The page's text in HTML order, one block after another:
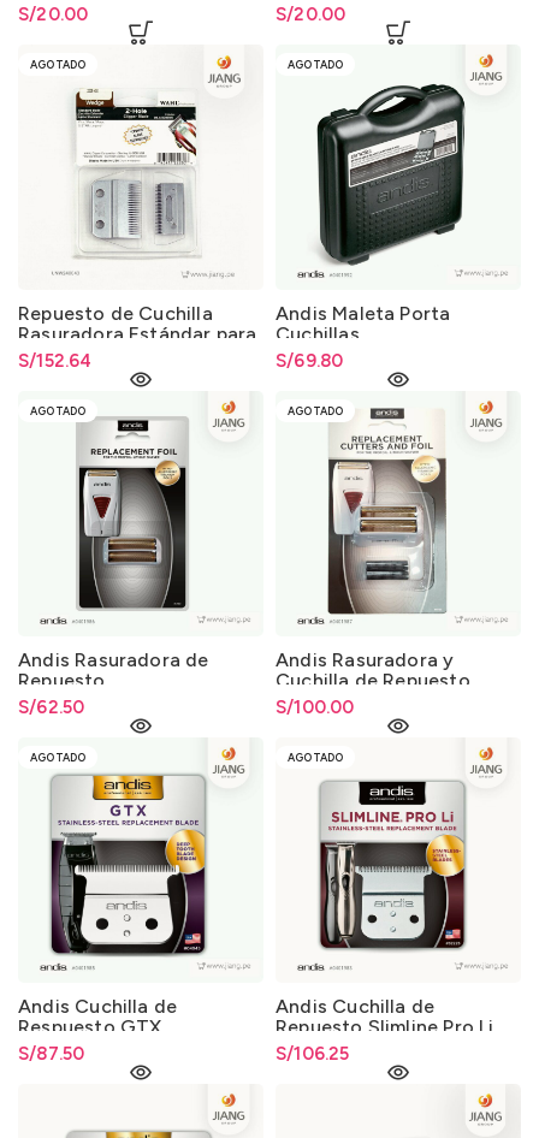
S/20.00 S/20.00
AGOTADO
Repuesto de Cuchilla
Rasuradora Estándar para
Máquina Legend y Magic
Clip
S/152.64
AGOTADO
Andis Maleta Porta
Cuchillas
S/69.80
AGOTADO
Andis Rasuradora de
Repuesto
S/62.50
AGOTADO
Andis Rasuradora y
Cuchilla de Repuesto
S/100.00
AGOTADO
Andis Cuchilla de
Respuesto GTX
S/87.50
AGOTADO
Andis Cuchilla de
Repuesto Slimline Pro Li
S/106.25